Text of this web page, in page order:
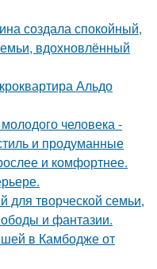
создала спокойный,
вдохновлённый
Альдо
человека -
и продуманные
и комфортнее.
для творческой семьи,
и фантазии.
в Камбодже от